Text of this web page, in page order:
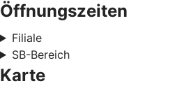
Öffnungszeiten
Filiale
SB-Bereich
Karte